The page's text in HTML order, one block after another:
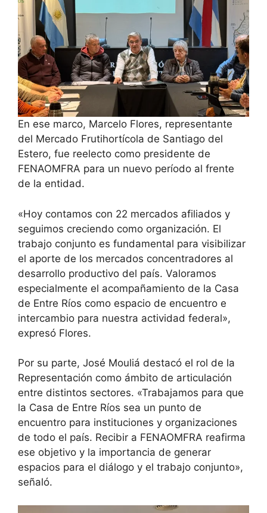
En ese marco, Marcelo Flores, representante
del Mercado Frutihortícola de Santiago del
Estero, fue reelecto como presidente de
FENAOMFRA para un nuevo período al frente
de la entidad.
«Hoy contamos con 22 mercados afiliados y
seguimos creciendo como organización. El
trabajo conjunto es fundamental para visibilizar
el aporte de los mercados concentradores al
desarrollo productivo del país. Valoramos
especialmente el acompañamiento de la Casa
de Entre Ríos como espacio de encuentro e
intercambio para nuestra actividad federal»,
expresó Flores.
Por su parte, José Mouliá destacó el rol de la
Representación como ámbito de articulación
entre distintos sectores. «Trabajamos para que
la Casa de Entre Ríos sea un punto de
encuentro para instituciones y organizaciones
de todo el país. Recibir a FENAOMFRA reafirma
ese objetivo y la importancia de generar
espacios para el diálogo y el trabajo conjunto»,
señaló.